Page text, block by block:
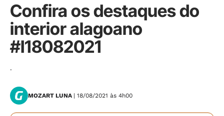
Confira os destaques do
interior alagoano
#I18082021
.
MOZART LUNA | 18/08/2021 às 4h00